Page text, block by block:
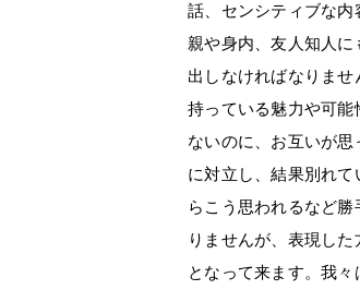
話、センシティブな内
親や身内、友人知人
出しなければなりま
持っている魅力や可
ないのに、お互いが
に対立し、結果別れ
らこう思われるなど
りませんが、表現し
となって来ます。我